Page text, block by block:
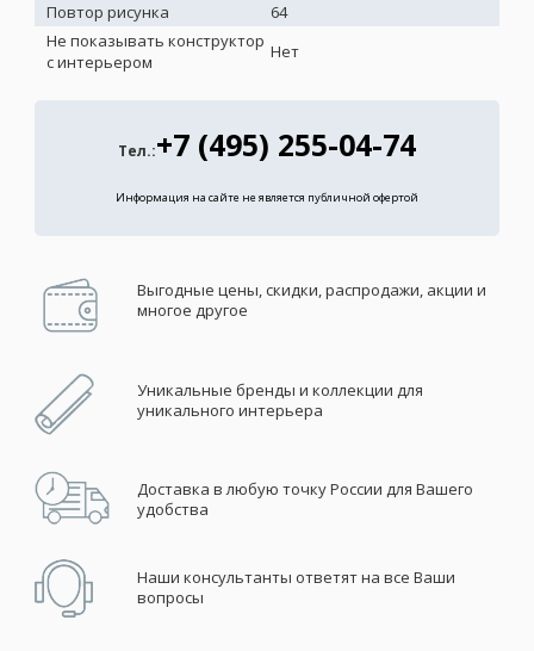
Повтор рисунка
64
Не показывать конструктор
с интерьером
Нет
Тел.:+7 (495) 255-04-74
Информация на сайте не является публичной офертой
Выгодные цены, скидки, распродажи, акции и
многое другое
Уникальные бренды и коллекции для
уникального интерьера
Доставка в любую точку России для Вашего
удобства
Наши консультанты ответят на все Ваши
вопросы